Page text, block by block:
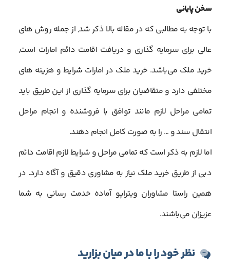
سخن پایانی
با توجه به مطالبی که در مقاله بالا ذکر شد, از جمله روش های
عالی برای سرمایه گذاری و دریافت اقامت دائم امارات است,
خرید ملک می‌باشد. خرید ملک در امارات شرایط و هزینه های
مختلفی دارد و متقاضیان برای سرمایه گذاری از این طریق باید
تمامی مراحل لازم مانند توافق با فروشنده و انجام مراحل
انتقال سند و … را به صورت کامل انجام دهند.
اما لازم به ذکر است که تمامی مراحل و شرایط لازم اقامت دائم
دبی از طریق خرید ملک نیاز به مشاوری دقیق و آگاه دارد. در
همین راستا مشاوران ویتراپو آماده خدمت رسانی به شما
عزیزان می‌باشند.
نظر خود را با ما در میان بزارید